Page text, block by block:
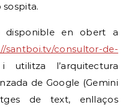
disponible en obert a
santboi.tv/consultor-de-
l’arquitectura
de Google (Gemini
de text, enllaços